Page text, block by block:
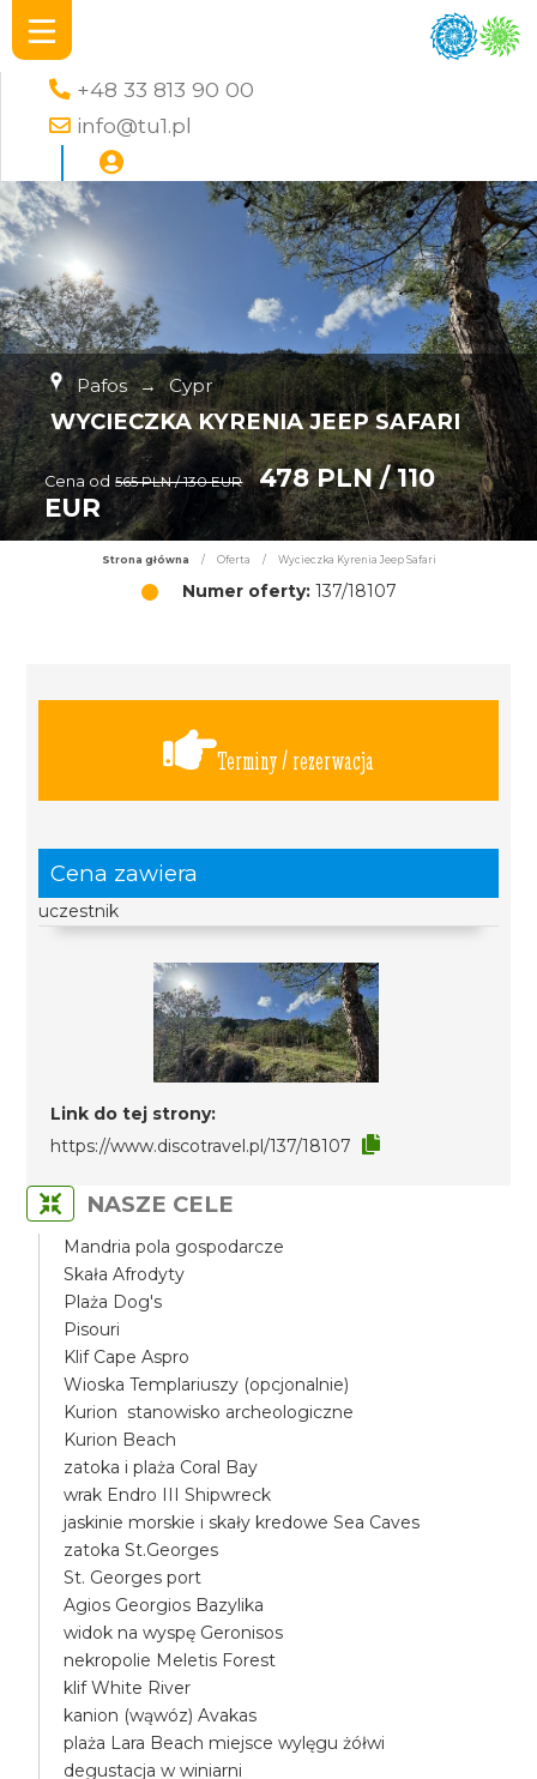
+48 33 813 90 00
info@tu1.pl
Pafos → Cypr
WYCIECZKA KYRENIA JEEP SAFARI
Cena od 565 PLN / 130 EUR
478 PLN / 110
EUR
Strona główna / Oferta / Wycieczka Kyrenia Jeep Safari
Numer oferty:137/18107
Terminy / rezerwacja
Cena zawiera
uczestnik
Link do tej strony:
https://www.discotravel.pl/137/18107
NASZE CELE
Mandria pola gospodarcze
Skała Afrodyty
Plaża Dog's
Pisouri
Klif Cape Aspro
Wioska Templariuszy (opcjonalnie)
Kurion stanowisko archeologiczne
Kurion Beach
zatoka i plaża Coral Bay
wrak Endro III Shipwreck
jaskinie morskie i skały kredowe Sea Caves
zatoka St.Georges
St. Georges port
Agios Georgios Bazylika
widok na wyspę Geronisos
nekropolie Meletis Forest
klif White River
kanion (wąwóz) Avakas
plaża Lara Beach miejsce wylęgu żółwi
degustacja w winiarni